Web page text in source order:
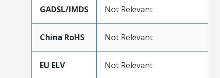
GADSL/IMDS Not Relevant
China RoHS Not Relevant
EU ELV Not Relevant